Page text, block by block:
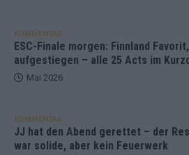
KOMMENTAR
ESC-Finale morgen: Finnland
aufgestiegen – alle 25 Acts im
Mai 2026
KOMMENTAR
JJ hat den Abend gerettet – der
war solide, aber kein Feuerwerk